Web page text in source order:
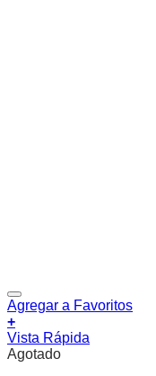
Agregar a Favoritos
+
Vista Rápida
Agotado